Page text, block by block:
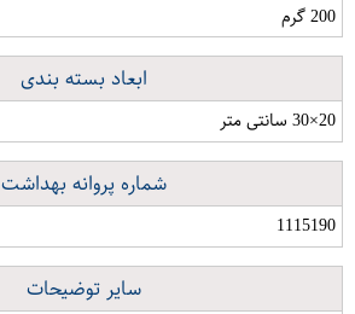
200 گرم
ابعاد بسته بندی
20×30 سانتی متر
شماره پروانه بهداشت
1115190
سایر توضیحات